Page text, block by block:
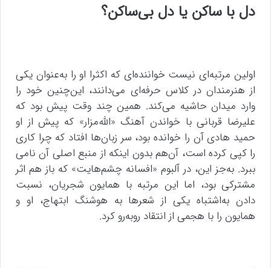
دل با ساکن یا دل بی‌ساکن؟
اولین مرتبه‌ای نیست خواننده‌ای که اکثرا او را به‌عنوان یکی
از هنرمندان در کلاس حرفه‌ای می‌دانند، این‌چنین خود را
وارد میدان حاشیه می‌کند. همین چند وقت پیش بود که
علیرضا قربانی با خواندن آهنگ «الله‌مزار» که پیش از او
حمید هادی آن را خوانده بود، سر زبان‌ها افتاد که چرا کاری
را کپی کرده است، آن‌هم بدون اینکه از منبع اصلی آن نامی
ببرد. به‌جز این، در آلبوم «افسانه چشم‌هایت» که باز هم اثر
مشترکی بود، اما این مرتبه با همایون شجریان، نسبت
دادن به‌اشتباه یکی از شعر‌ها به هوشنگ ابتهاج، او و
همایون را با هجمی از انتقاد روبه‌رو کرد.